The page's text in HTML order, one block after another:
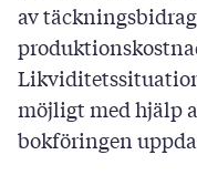
av
möjligt med hjälp
bokföringen